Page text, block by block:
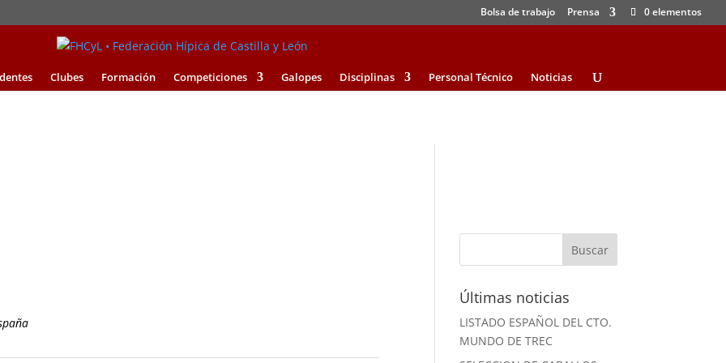
Bolsa de trabajo Prensa 0 elementos
Clubes Formación Competiciones Galopes Disciplinas Personal Técnico Noticias
Últimas noticias
LISTADO ESPAÑOL DEL CTO.
MUNDO DE TREC